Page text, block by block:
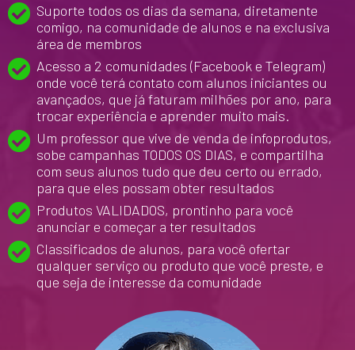
Suporte todos os dias da semana, diretamente
comigo, na comunidade de alunos e na exclusiva
área de membros
Acesso a 2 comunidades (Facebook e Telegram)
onde você terá contato com alunos iniciantes ou
avançados, que já faturam milhões por ano, para
trocar experiência e aprender muito mais.
Um professor que vive de venda de infoprodutos,
sobe campanhas TODOS OS DIAS, e compartilha
com seus alunos tudo que deu certo ou errado,
para que eles possam obter resultados
Produtos VALIDADOS, prontinho para você
anunciar e começar a ter resultados
Classificados de alunos, para você ofertar
qualquer serviço ou produto que você preste, e
que seja de interesse da comunidade